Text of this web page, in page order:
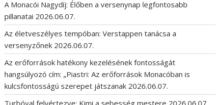
A Monacói Nagydíj: Élőben a versenynap legfontosabb
pillanatai 2026.06.07.
Az életveszélyes tempóban: Verstappen tanácsa a
versenyzőnek 2026.06.07.
Az erőforrások hatékony kezelésének fontosságát
hangsúlyozó cím: „Piastri: Az erőforrások Monacóban is
kulcsfontosságú szerepet játszanak 2026.06.07.
Turbóval felvértezve: Kimi a sebesség mestere 2026.06.07.